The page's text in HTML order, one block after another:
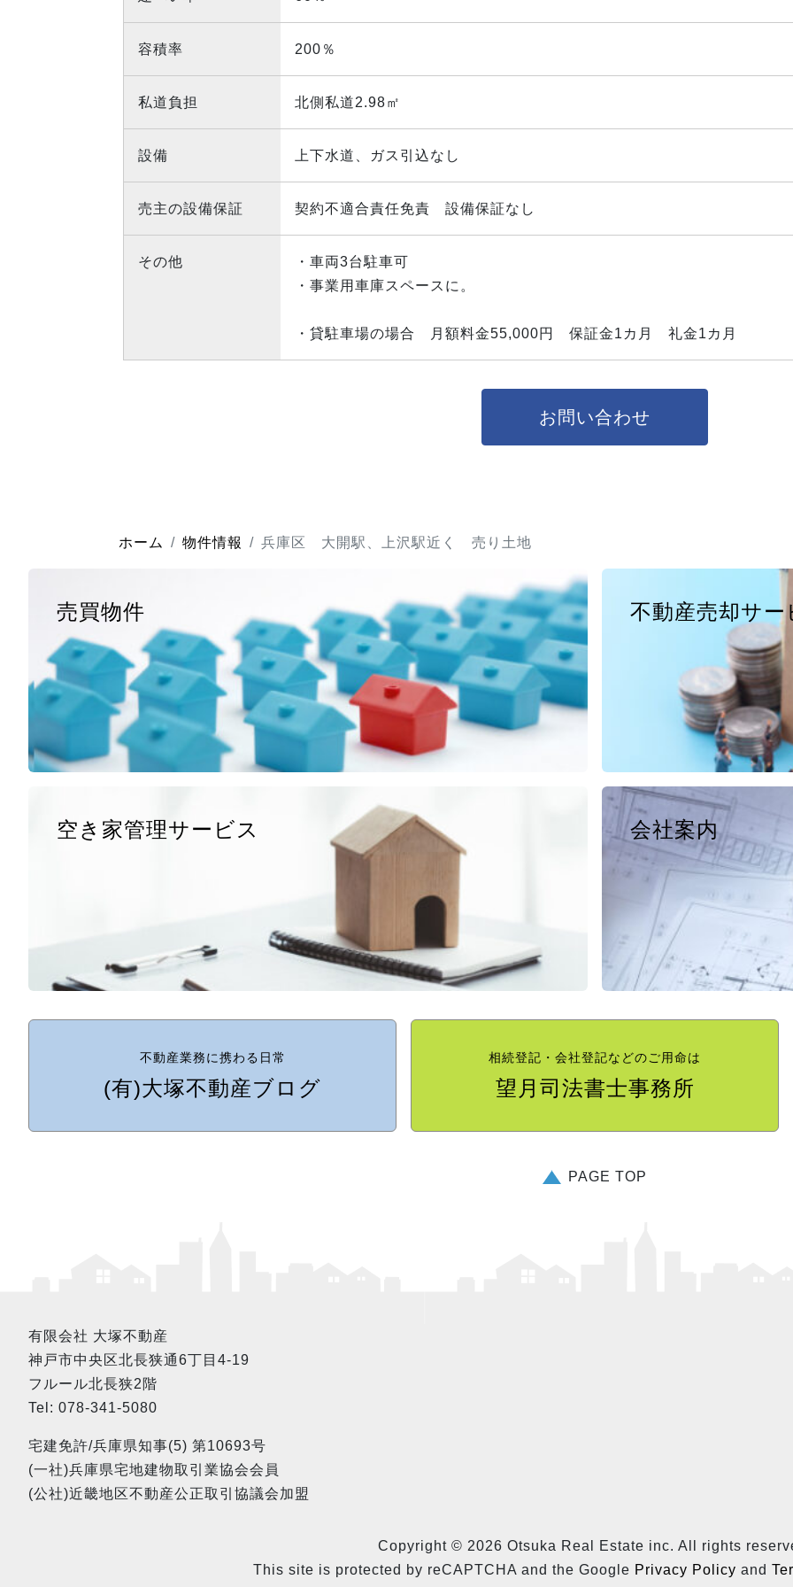
容積率 200％
私道負担 北側私道2.98㎡
設備 上下水道、ガス引込なし
売主の設備保証 契約不適合責任免責 設備保証なし
その他
・車両3台駐車可
・事業用車庫スペースに。
・貸駐車場の場合 月額料金55,000円 保証金1カ月 礼金1カ月
お問い合わせ
ホーム 物件情報 兵庫区 大開駅、上沢駅近く 売り土地
売買物件 不動産売却サー
空き家管理サービス 会社案内
不動産業務に携わる日常
(有)大塚不動産ブログ
相続登記・会社登記などのご用命は
望月司法書士事務所
PAGE TOP
有限会社 大塚不動産
神戸市中央区北長狭通6丁目4-19
フルール北長狭2階
Tel: 078-341-5080
宅建免許/兵庫県知事(5) 第10693号
(一社)兵庫県宅地建物取引業協会会員
(公社)近畿地区不動産公正取引協議会加盟
Copyright © 2026 Otsuka Real Estate inc. All rights
This site is protected by reCAPTCHA and the Google Privacy Policy and